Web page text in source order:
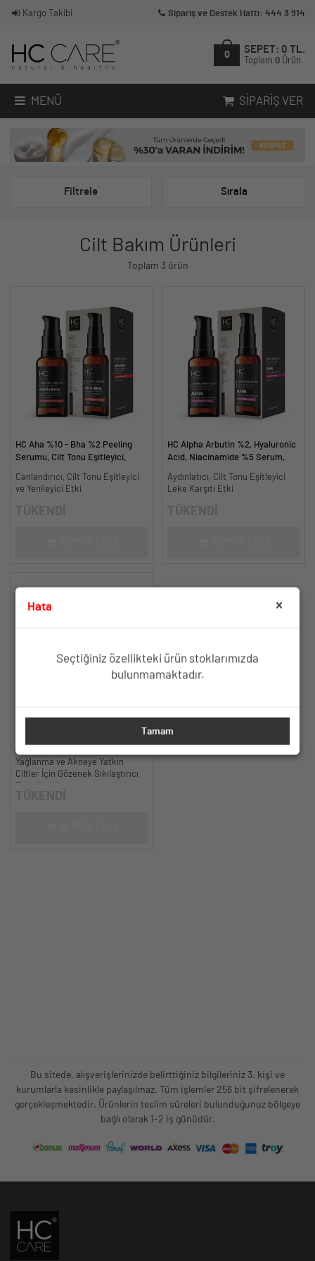
Kargo Takibi Sipariş ve Destek Hattı: 444 3 914
0
SEPET: 0 TL.
Toplam 0 Ürün
MENÜ SIPARIŞ VER
Filtrele Sırala
Cilt Bakım Ürünleri
Toplam 3 ürün
HC Aha %10 - Bha %2 Peeling
Serumu, Cilt Tonu Eşitleyici,
Canlandırıcı, Cilt Tonu Eşitleyici
ve Yenileyici Etki
HC Alpha Arbutin %2, Hyaluronic
Acid, Niacinamide %5 Serum,
ml.
Aydınlatıcı, Cilt Tonu Eşitleyici
Leke Karşıtı Etki
Serum, Gözenek ve Siyah Nokta
Oluşumunu Gidermeye Yardımcı -
30 ml.
Yağlanma ve Akneye Yatkın
Ciltler İçin Gözenek Sıkılaştırıcı
Bu sitede, alışverişlerinizde belirttiğiniz bilgileriniz 3. kişi ve
kurumlarla kesinlikle paylaşılmaz. Tüm işlemler 256 bit şifrelenerek
gerçekleşmektedir. Ürünlerin teslim süreleri bulunduğunuz bölgeye
bağlı olarak 1-2 iş günüdür.
Hata
Seçtiğiniz özellikteki ürün stoklarımızda
bulunmamaktadır.
Tamam